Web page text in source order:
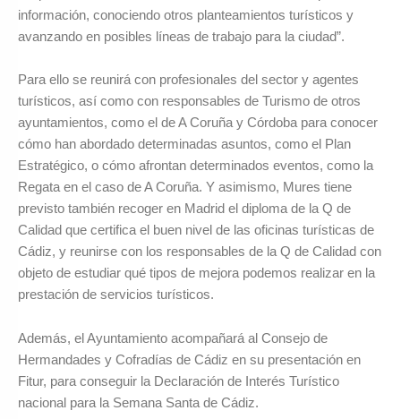
información, conociendo otros planteamientos turísticos y
avanzando en posibles líneas de trabajo para la ciudad”.
Para ello se reunirá con profesionales del sector y agentes
turísticos, así como con responsables de Turismo de otros
ayuntamientos, como el de A Coruña y Córdoba para conocer
cómo han abordado determinadas asuntos, como el Plan
Estratégico, o cómo afrontan determinados eventos, como la
Regata en el caso de A Coruña. Y asimismo, Mures tiene
previsto también recoger en Madrid el diploma de la Q de
Calidad que certifica el buen nivel de las oficinas turísticas de
Cádiz, y reunirse con los responsables de la Q de Calidad con
objeto de estudiar qué tipos de mejora podemos realizar en la
prestación de servicios turísticos.
Además, el Ayuntamiento acompañará al Consejo de
Hermandades y Cofradías de Cádiz en su presentación en
Fitur, para conseguir la Declaración de Interés Turístico
nacional para la Semana Santa de Cádiz.